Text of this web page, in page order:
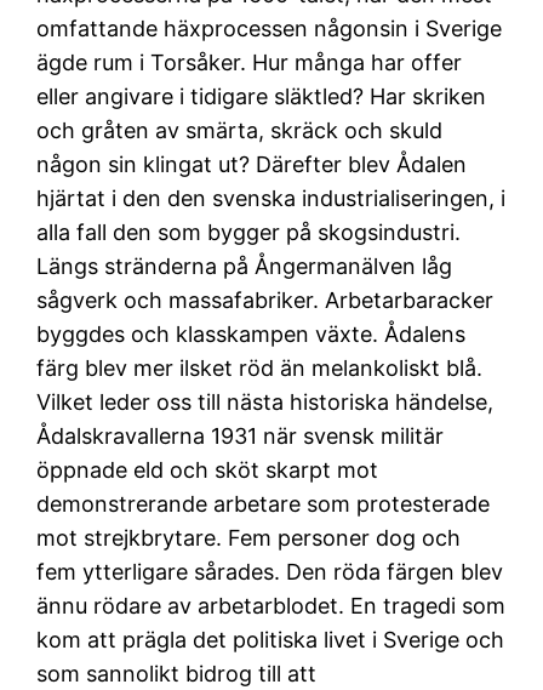
omfattande häxprocessen någonsin i Sverige
ägde rum i Torsåker. Hur många har offer
eller angivare i tidigare släktled? Har skriken
och gråten av smärta, skräck och skuld
någon sin klingat ut? Därefter blev Ådalen
hjärtat i den den svenska industrialiseringen, i
alla fall den som bygger på skogsindustri.
Längs stränderna på Ångermanälven låg
sågverk och massafabriker. Arbetarbaracker
byggdes och klasskampen växte. Ådalens
färg blev mer ilsket röd än melankoliskt blå.
Vilket leder oss till nästa historiska händelse,
Ådalskravallerna 1931 när svensk militär
öppnade eld och sköt skarpt mot
demonstrerande arbetare som protesterade
mot strejkbrytare. Fem personer dog och
fem ytterligare sårades. Den röda färgen blev
ännu rödare av arbetarblodet. En tragedi som
kom att prägla det politiska livet i Sverige och
som sannolikt bidrog till att